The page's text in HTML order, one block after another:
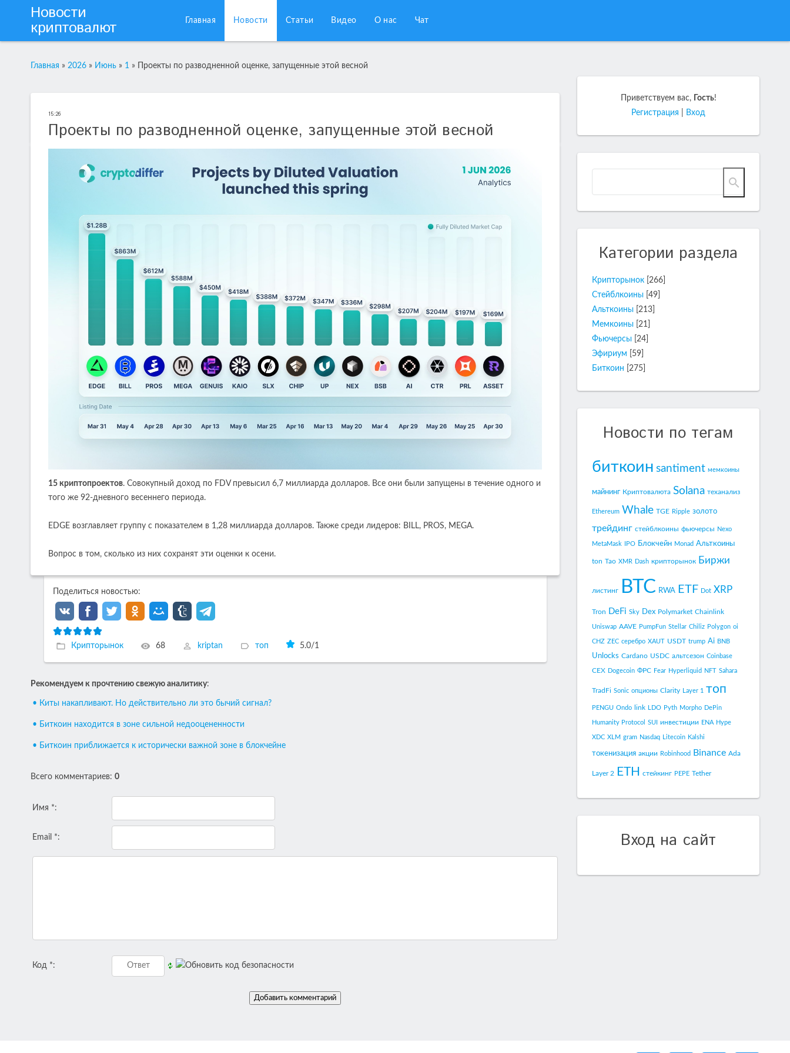
Новости
криптовалют Главная Новости Статьи Видео О нас Чат
Главная » 2026 » Июнь » 1 » Проекты по разводненной оценке, запущенные этой весной
15:26
Проекты по разводненной оценке, запущенные этой весной
15 криптопроектов. Совокупный доход по FDV превысил 6,7 миллиарда долларов. Все они были запущены в течение одного и
того же 92-дневного весеннего периода.
EDGE возглавляет группу с показателем в 1,28 миллиарда долларов. Также среди лидеров: BILL, PROS, MEGA.
Вопрос в том, сколько из них сохранят эти оценки к осени.
Поделиться новостью:
Крипторынок 68 kriptan топ 5.0/1
Рекомендуем к прочтению свежую аналитику:
• Киты накапливают. Но действительно ли это бычий сигнал?
• Биткоин находится в зоне сильной недооцененности
• Биткоин приближается к исторически важной зоне в блокчейне
Всего комментариев: 0
Имя *:
Email *:
Код *:
Приветствуем вас, Гость!
Регистрация
Вход
Категории раздела
Крипторынок [266]
Стейблкоины [49]
Альткоины [213]
Мемкоины [21]
Фьючерсы [24]
Эфириум
[59]
Биткоин
[275]
Новости по тегам
биткоин santiment мемкоины
майнинг Криптовалюта Solana теханализ
Ethereum Whale TGE Ripple золото
трейдинг стейблкоины фьючерсы Nexo
MetaMask IPO Блокчейн Monad Альткоины
ton Tao XMR Dash крипторынок Биржи
листинг BTC RWA ETF Dot XRP
Tron DeFi Sky Dex Polymarket Chainlink
Uniswap AAVE PumpFun Stellar Chiliz Polygon oi
CHZ ZEC серебро XAUT USDT trump Ai BNB
Unlocks Cardano USDC альтсезон Coinbase
CEX Dogecoin ФРС Fear Hyperliquid NFT Sahara
TradFi Sonic опционы Clarity Layer 1 топ
PENGU Ondo link LDO Pyth Morpho DePin
Humanity Protocol SUI инвестиции ENA Hype
XDC XLM gram Nasdaq Litecoin Kalshi
токенизация акции Robinhood Binance Ada
Layer 2 ETH стейкинг PEPE Tether
Вход на сайт